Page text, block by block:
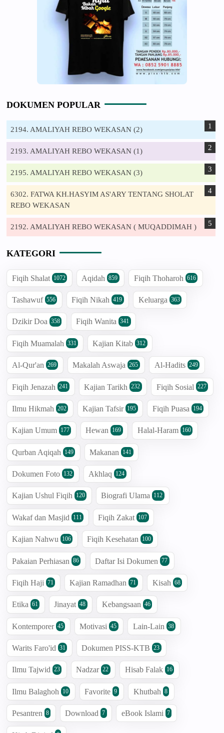
DOKUMEN POPULAR
2194. AMALIYAH REBO WEKASAN (2)
2193. AMALIYAH REBO WEKASAN (1)
2195. AMALIYAH REBO WEKASAN (3)
6302. FATWA KH.HASYIM AS'ARY TENTANG SHOLAT
REBO WEKASAN
2192. AMALIYAH REBO WEKASAN ( MUQADDIMAH )
KATEGORI
Fiqih Shalat 1072 Aqidah 859 Fiqih Thoharoh 616
Tashawuf 556 Fiqih Nikah 419 Keluarga 363
Dzikir Doa 358 Fiqih Wanita 341
Fiqih Muamalah 331 Kajian Kitab 312
Al-Qur'an 269 Makalah Aswaja 265 Al-Hadits 249
Fiqih Jenazah 241 Kajian Tarikh 232 Fiqih Sosial 227
Ilmu Hikmah 202 Kajian Tafsir 195 Fiqih Puasa 194
Kajian Umum 177 Hewan 169 Halal-Haram 160
Qurban Aqiqah 149 Makanan 141
Dokumen Foto 132 Akhlaq 124
Kajian Ushul Fiqih 120 Biografi Ulama 112
Wakaf dan Masjid 111 Fiqih Zakat 107
Kajian Nahwu 106 Fiqih Kesehatan 100
Pakaian Perhiasan 86 Daftar Isi Dokumen 77
Fiqih Haji 71 Kajian Ramadhan 71 Kisah 68
Etika 61 Jinayat 48 Kebangsaan 46
Kontemporer 45 Motivasi 45 Lain-Lain 38
Warits Faro'id 31 Dokumen PISS-KTB 23
Ilmu Tajwid 23 Nadzar 22 Hisab Falak 16
Ilmu Balaghoh 10 Favorite 9 Khutbah 8
Pesantren 8 Download 7 eBook Islami 7